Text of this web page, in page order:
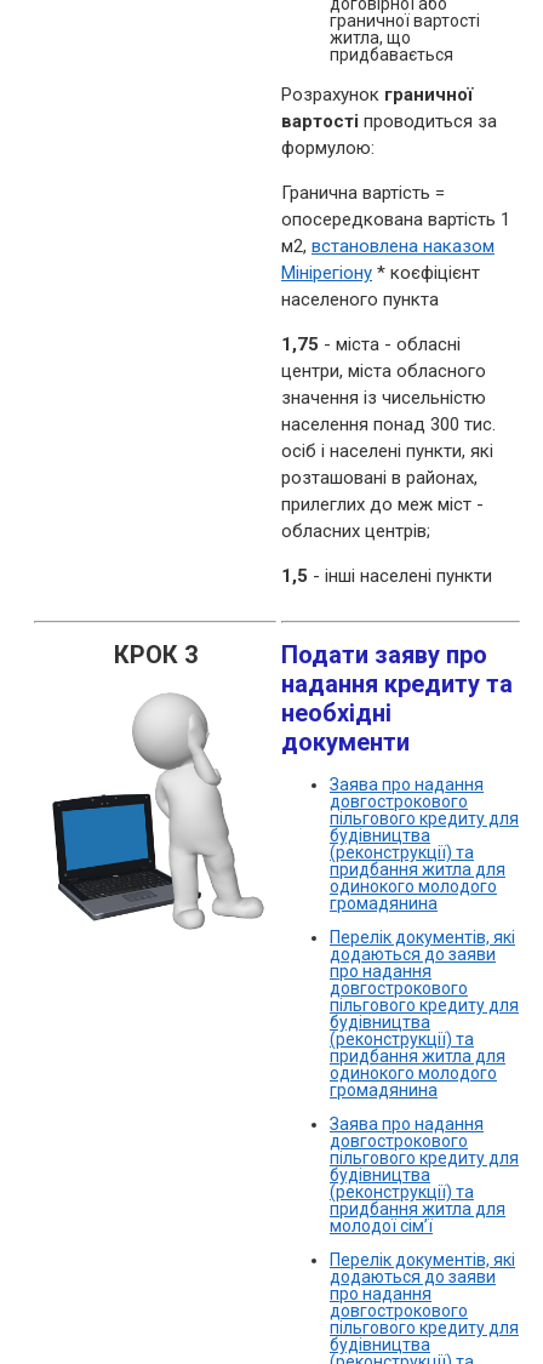
граничної вартості
житла, що
придбавається
Розрахунок граничної
вартості проводиться за
формулою:
Гранична вартість =
опосередкована вартість 1
м2, встановлена наказом
Мінірегіону * коєфіцієнт
населеного пункта
1,75 - міста - обласні
центри, міста обласного
значення із чисельністю
населення понад 300 тис.
осіб і населені пункти, які
розташовані в районах,
прилеглих до меж міст -
обласних центрів;
1,5 - інші населені пункти
КРОК 3
Подати заяву про
надання кредиту та
необхідні
документи
Заява про надання
довгострокового
пільгового кредиту для
будівництва
(реконструкції) та
придбання житла для
одинокого молодого
громадянина
Перелік документів, які
додаються до заяви
про надання
довгострокового
пільгового кредиту для
будівництва
(реконструкції) та
придбання житла для
одинокого молодого
громадянина
Заява про надання
довгострокового
пільгового кредиту для
будівництва
(реконструкції) та
придбання житла для
молодої сім’ї
Перелік документів, які
додаються до заяви
про надання
довгострокового
пільгового кредиту для
будівництва